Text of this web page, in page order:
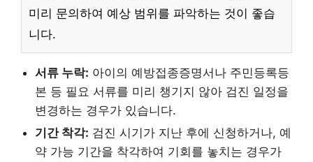
미리 문의하여 예상 범위를 파악하는 것이 좋습
니다.
서류 누락: 아이의 예방접종증명서나 주민등록등
본 등 필요 서류를 미리 챙기지 않아 검진 일정을
변경하는 경우가 있습니다.
기간 착각: 검진 시기가 지난 후에 신청하거나, 예
약 가능 기간을 착각하여 기회를 놓치는 경우가